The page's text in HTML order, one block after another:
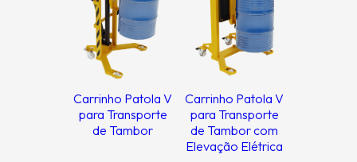
Carrinho Patola V
para Transporte
de Tambor
Carrinho Patola V
para Transporte
de Tambor com
Elevação Elétrica